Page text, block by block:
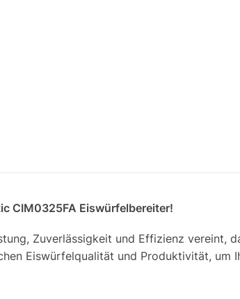
CIM0325FA Eiswürfelbereiter!
Zuverlässigkeit und Effizienz vereint,
Eiswürfelqualität und Produktivität, um